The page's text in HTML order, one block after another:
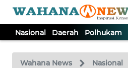
Nasional Daerah Polhukam
Wahana News Nasional
TV
Tutup